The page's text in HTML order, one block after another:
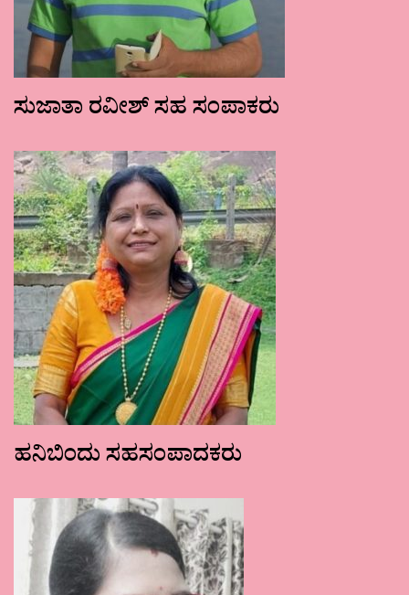
ಸುಜಾತಾ ರವೀಶ್ ಸಹ ಸಂಪಾಕರು
ಹನಿಬಿಂದು ಸಹಸಂಪಾದಕರು